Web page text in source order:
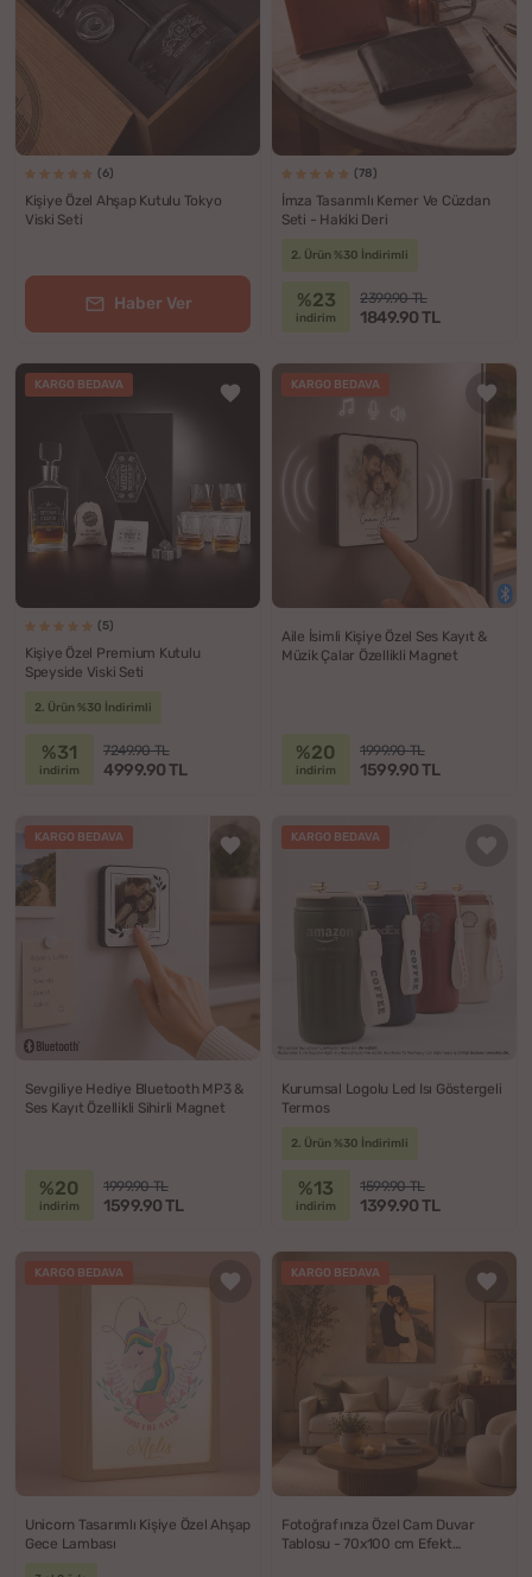
(6)
Kişiye Özel Ahşap Kutulu Tokyo
Viski Seti
Haber Ver
(78)
İmza Tasarımlı Kemer Ve Cüzdan
Seti - Hakiki Deri
2. Ürün %30 İndirimli
%23
indirim
2399.90 TL
1849.90 TL
KARGO BEDAVA
(5)
Kişiye Özel Premium Kutulu
Speyside Viski Seti
2. Ürün %30 İndirimli
%31
indirim
7249.90 TL
4999.90 TL
KARGO BEDAVA
Aile İsimli Kişiye Özel Ses Kayıt &
Müzik Çalar Özellikli Magnet
%20
indirim
1999.90 TL
1599.90 TL
KARGO BEDAVA
Sevgiliye Hediye Bluetooth MP3 &
Ses Kayıt Özellikli Sihirli Magnet
%20
indirim
1999.90 TL
1599.90 TL
KARGO BEDAVA
Kurumsal Logolu Led Isı Göstergeli
Termos
2. Ürün %30 İndirimli
%13
indirim
1599.90 TL
1399.90 TL
KARGO BEDAVA
Unicorn Tasarımlı Kişiye Özel Ahşap
Gece Lambası
KARGO BEDAVA
Fotoğrafınıza Özel Cam Duvar
Tablosu - 70x100 cm Efekt